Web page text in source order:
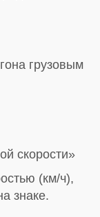
грузовым
скорости»
(км/ч),
знаке.